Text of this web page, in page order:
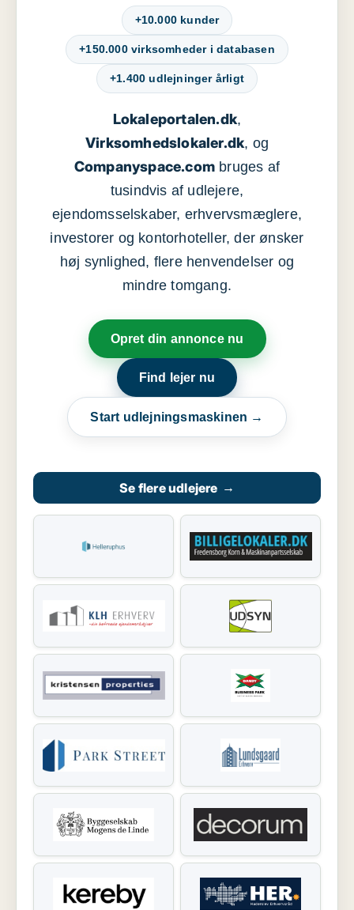
+10.000 kunder
+150.000 virksomheder i databasen
+1.400 udlejninger årligt
Lokaleportalen.dk,
Virksomhedslokaler.dk, og
Companyspace.com bruges af
tusindvis af udlejere,
ejendomsselskaber, erhvervsmæglere,
investorer og kontorhoteller, der ønsker
høj synlighed, flere henvendelser og
mindre tomgang.
Opret din annonce nu
Find lejer nu
Start udlejningsmaskinen →
Se flere udlejere →